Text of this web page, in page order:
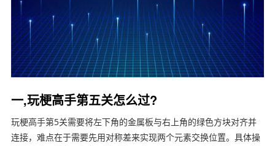
一,玩梗高手第五关怎么过?
玩梗高手第5关需要将左下角的金属板与右上角的绿色方块对齐并
连接，难点在于需要先用对称差来实现两个元素交换位置。具体操